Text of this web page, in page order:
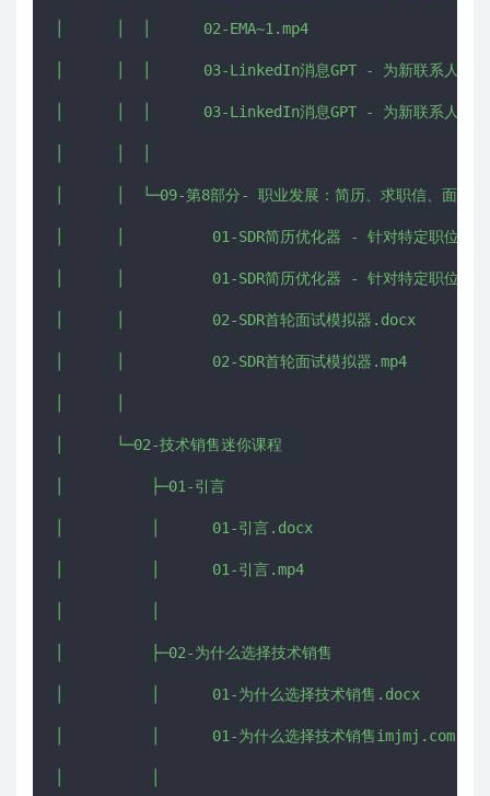
│      │  │      02-EMA~1.mp4
│      │  │      03-LinkedIn消息GPT - 为新联系人创建
│      │  │      03-LinkedIn消息GPT - 为新联系人创建
│      │  └─09-第8部分- 职业发展：简历、求职信、面试等
│      │          01-SDR简历优化器 - 针对特定职位优化
│      │          01-SDR简历优化器 - 针对特定职位优化
│      │          02-SDR首轮面试模拟器.docx
│      │          02-SDR首轮面试模拟器.mp4
│      └─02-技术销售迷你课程
│          ├─01-引言
│          │      01-引言.docx
│          │      01-引言.mp4
│          ├─02-为什么选择技术销售
│          │      01-为什么选择技术销售.docx
│          │      01-为什么选择技术销售imjmj.com.mp4